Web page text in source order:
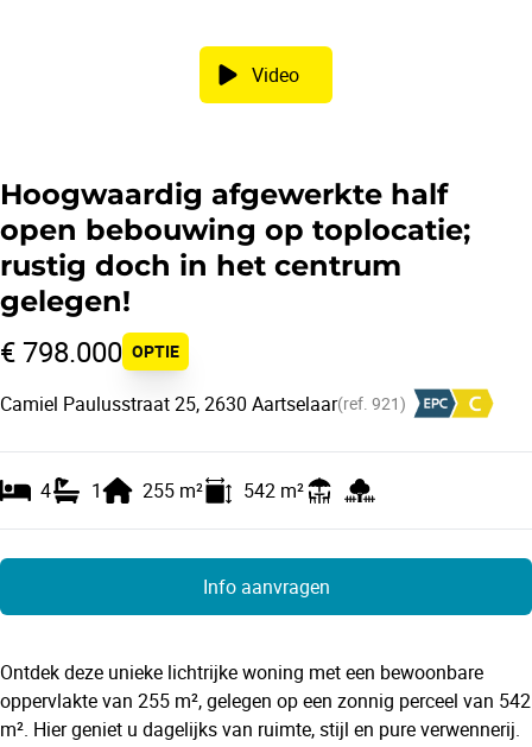
Video
Hoogwaardig afgewerkte half
open bebouwing op toplocatie;
rustig doch in het centrum
gelegen!
€ 798.000 OPTIE
Camiel Paulusstraat 25, 2630 Aartselaar(ref. 921)
4 1 255 m² 542 m²
Info aanvragen
Ontdek deze unieke lichtrijke woning met een bewoonbare
oppervlakte van 255 m², gelegen op een zonnig perceel van 542
m². Hier geniet u dagelijks van ruimte, stijl en pure verwennerij.